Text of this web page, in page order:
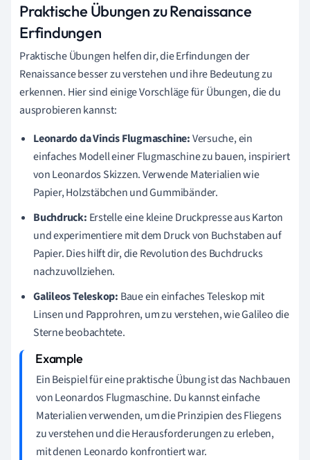
Praktische Übungen zu Renaissance
Erfindungen
Praktische Übungen helfen dir, die Erfindungen der
Renaissance besser zu verstehen und ihre Bedeutung zu
erkennen. Hier sind einige Vorschläge für Übungen, die du
ausprobieren kannst:
Leonardo da Vincis Flugmaschine:Versuche, ein
einfaches Modell einer Flugmaschine zu bauen, inspiriert
von Leonardos Skizzen. Verwende Materialien wie
Papier, Holzstäbchen und Gummibänder.
Buchdruck: Erstelle eine kleine Druckpresse aus Karton
und experimentiere mit dem Druck von Buchstaben auf
Papier. Dies hilft dir, die Revolution des Buchdrucks
nachzuvollziehen.
Galileos Teleskop: Baue ein einfaches Teleskop mit
Linsen und Papprohren, um zu verstehen, wie Galileo die
Sterne beobachtete.
Ein Beispiel für eine praktische Übung ist das Nachbauen
von Leonardos Flugmaschine. Du kannst einfache
Materialien verwenden, um die Prinzipien des Fliegens
zu verstehen und die Herausforderungen zu erleben,
mit denen Leonardo konfrontiert war.